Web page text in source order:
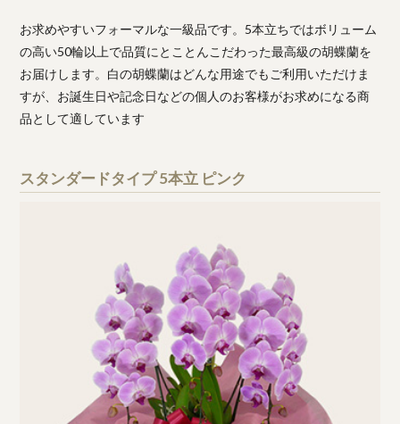
お求めやすいフォーマルな一級品です。5本立ちではボリューム
の高い50輪以上で品質にとことんこだわった最高級の胡蝶蘭を
お届けします。白の胡蝶蘭はどんな用途でもご利用いただけま
すが、お誕生日や記念日などの個人のお客様がお求めになる商
品として適しています
スタンダードタイプ 5本立 ピンク